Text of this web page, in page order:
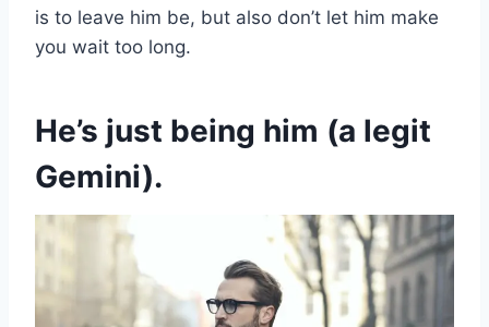
is to leave him be, but also don’t let him make
you wait too long.
He’s just being him (a legit
Gemini).